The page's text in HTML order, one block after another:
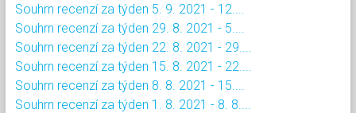
Souhrn recenzí za týden 5. 9. 2021 - 12....
Souhrn recenzí za týden 29. 8. 2021 - 5....
Souhrn recenzí za týden 22. 8. 2021 - 29....
Souhrn recenzí za týden 15. 8. 2021 - 22....
Souhrn recenzí za týden 8. 8. 2021 - 15....
Souhrn recenzí za týden 1. 8. 2021 - 8. 8....